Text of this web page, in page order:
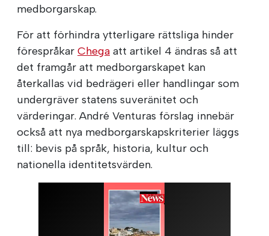
medborgarskap.
För att förhindra ytterligare rättsliga hinder
förespråkar Chega att artikel 4 ändras så att
det framgår att medborgarskapet kan
återkallas vid bedrägeri eller handlingar som
undergräver statens suveränitet och
värderingar. André Venturas förslag innebär
också att nya medborgarskapskriterier läggs
till: bevis på språk, historia, kultur och
nationella identitetsvärden.